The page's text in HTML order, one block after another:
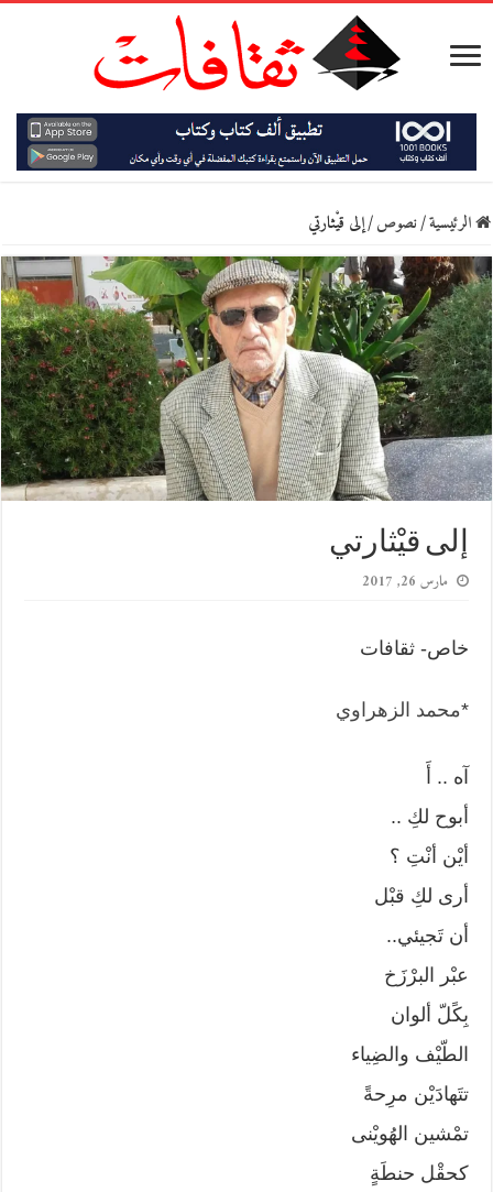
الرئيسية/نصوص/إلى قيْثارتي
إلى قيْثارتي
مارس 26, 2017
خاص- ثقافات
*محمد الزهراوي
آه .. أَ
أبوح لكِ ..
أيْن أنْتِ ؟
أرى لكِ قبْل
أن تَجيئي..
عبْر البرْزَخ
بِكًلّ ألوان
الطّيْف والضِياء
تتَهادَيْن مرِحةً
تمْشين الهُويْنى
كحقْل حنطَةٍ